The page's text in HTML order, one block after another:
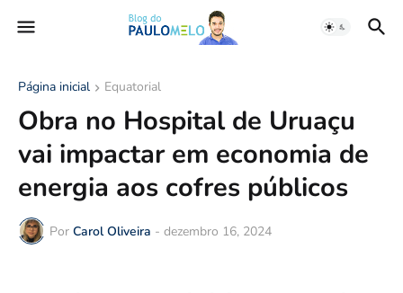
Página inicial Equatorial
Obra no Hospital de Uruaçu
vai impactar em economia de
energia aos cofres públicos
Por Carol Oliveira - dezembro 16, 2024